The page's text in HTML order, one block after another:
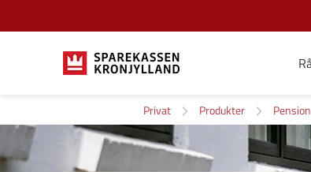
Privat Produkter Pension